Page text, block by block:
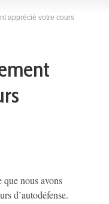
apprécié votre cours
nous avons
d’autodéfense.